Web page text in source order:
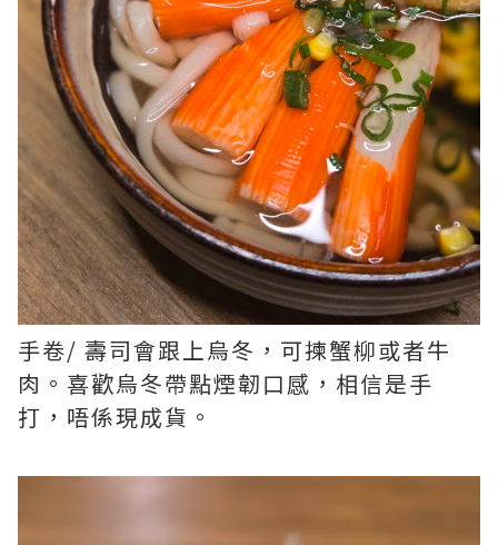
手卷/ 壽司會跟上烏冬，可揀蟹柳或者牛
肉。喜歡烏冬帶點煙韌口感，相信是手
打，唔係現成貨。